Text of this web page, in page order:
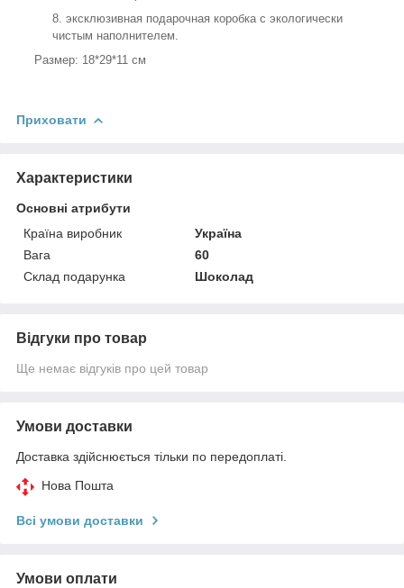
эксклюзивная подарочная коробка с экологически
чистым наполнителем.
Размер: 18*29*11 см
Приховати
Характеристики
Основні атрибути
Країна виробник
Україна
Вага
60
Склад подарунка
Шоколад
Відгуки про товар
Ще немає відгуків про цей товар
Умови доставки
Доставка здійснюється тільки по передоплаті.
Нова Пошта
Всі умови доставки
Умови оплати